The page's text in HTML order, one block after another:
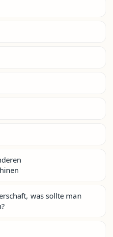
was sollte man